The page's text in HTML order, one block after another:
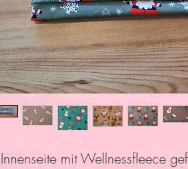
Innenseite mit Wellnessfleece